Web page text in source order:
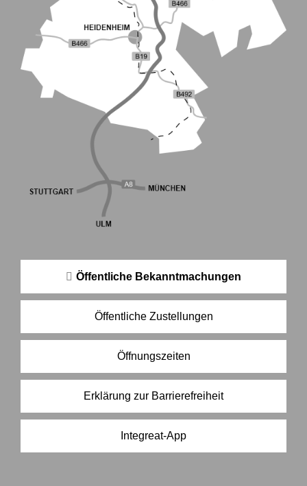
Öffentliche Bekanntmachungen
Öffentliche Zustellungen
Öffnungszeiten
Erklärung zur Barrierefreiheit
Integreat-App